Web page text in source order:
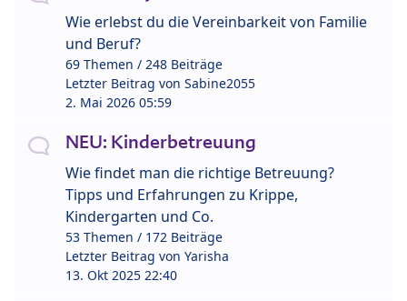
Wie erlebst du die Vereinbarkeit von Familie
und Beruf?
69 Themen / 248 Beiträge
Letzter Beitrag von Sabine2055
2. Mai 2026 05:59
NEU: Kinderbetreuung
Wie findet man die richtige Betreuung?
Tipps und Erfahrungen zu Krippe,
Kindergarten und Co.
53 Themen / 172 Beiträge
Letzter Beitrag von Yarisha
13. Okt 2025 22:40